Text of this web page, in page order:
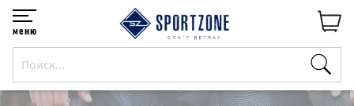
меню